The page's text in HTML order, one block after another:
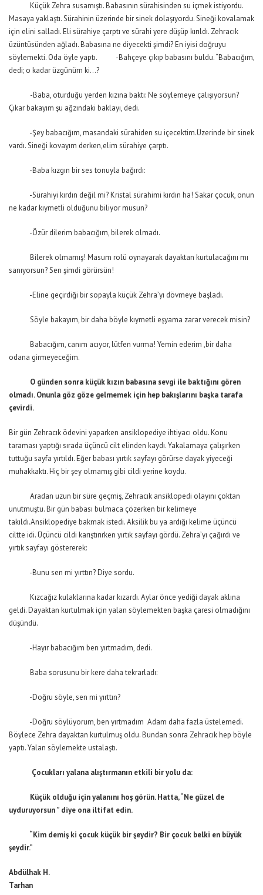
Küçük Zehra susamıştı. Babasının sürahisinden su içmek istiyordu.
Masaya yaklaştı. Sürahinin üzerinde bir sinek dolaşıyordu. Sineği kovalamak
için elini salladı. Eli sürahiye çarptı ve sürahi yere düşüp kırıldı. Zehracık
üzüntüsünden ağladı. Babasına ne diyecekti şimdi? En iyisi doğruyu
söylemekti. Oda öyle yaptı. -Bahçeye çıkıp babasını buldu. “Babacığım,
dedi; o kadar üzgünüm ki…?
-Baba, oturduğu yerden kızına baktı: Ne söylemeye çalışıyorsun?
Çıkar bakayım şu ağzındaki baklayı, dedi.
-Şey babacığım, masandaki sürahiden su içecektim.Üzerinde bir sinek
vardı. Sineği kovayım derken,elim sürahiye çarptı.
-Baba kızgın bir ses tonuyla bağırdı:
-Sürahiyi kırdın değil mi? Kristal sürahimi kırdın ha! Sakar çocuk, onun
ne kadar kıymetli olduğunu biliyor musun?
-Özür dilerim babacığım, bilerek olmadı.
Bilerek olmamış! Masum rolü oynayarak dayaktan kurtulacağını mı
sanıyorsun? Sen şimdi görürsün!
-Eline geçirdiği bir sopayla küçük Zehra’yı dövmeye başladı.
Söyle bakayım, bir daha böyle kıymetli eşyama zarar verecek misin?
Babacığım, canım acıyor, lütfen vurma! Yemin ederim ,bir daha
odana girmeyeceğim.
O günden sonra küçük kızın babasına sevgi ile baktığını gören
olmadı. Onunla göz göze gelmemek için hep bakışlarını başka tarafa
çevirdi.
Bir gün Zehracık ödevini yaparken ansiklopediye ihtiyacı oldu. Konu
taraması yaptığı sırada üçüncü cilt elinden kaydı. Yakalamaya çalışırken
tuttuğu sayfa yırtıldı. Eğer babası yırtık sayfayı görürse dayak yiyeceği
muhakkaktı. Hiç bir şey olmamış gibi cildi yerine koydu.
Aradan uzun bir süre geçmiş, Zehracık ansiklopedi olayını çoktan
unutmuştu. Bir gün babası bulmaca çözerken bir kelimeye
takıldı.Ansiklopediye bakmak istedi. Aksilik bu ya ardığı kelime üçüncü
ciltte idi. Üçüncü cildi karıştırırken yırtık sayfayı gördü. Zehra’yı çağırdı ve
yırtık sayfayı göstererek:
-Bunu sen mi yırttın? Diye sordu.
Kızcağız kulaklarına kadar kızardı. Aylar önce yediği dayak aklına
geldi. Dayaktan kurtulmak için yalan söylemekten başka çaresi olmadığını
düşündü.
-Hayır babacığım ben yırtmadım, dedi.
Baba sorusunu bir kere daha tekrarladı:
-Doğru söyle, sen mi yırttın?
-Doğru söylüyorum, ben yırtmadım Adam daha fazla üstelemedi.
Böylece Zehra dayaktan kurtulmuş oldu. Bundan sonra Zehracık hep böyle
yaptı. Yalan söylemekte ustalaştı.
Çocukları yalana alıştırmanın etkili bir yolu da:
Küçük olduğu için yalanını hoş görün. Hatta, “Ne güzel de
uyduruyorsun ” diye ona iltifat edin.
“Kim demiş ki çocuk küçük bir şeydir? Bir çocuk belki en büyük
şeydir.”
Abdülhak H.
Tarhan